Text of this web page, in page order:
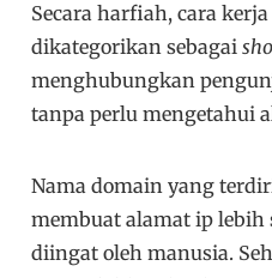
Secara harfiah, cara
dikategorikan sebagai
menghubungkan
tanpa perlu mengetahui
Nama domain yang
membuat alamat ip lebih
diingat oleh manusia.